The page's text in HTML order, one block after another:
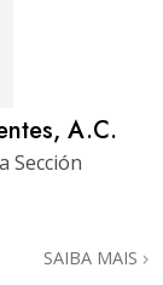
A.C.
Sección
SAIBA MAIS